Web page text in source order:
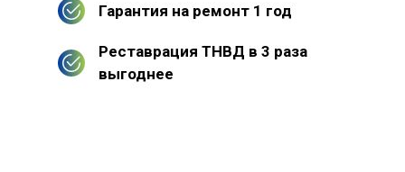
Гарантия на ремонт 1 год
Реставрация ТНВД в 3 раза
выгоднее